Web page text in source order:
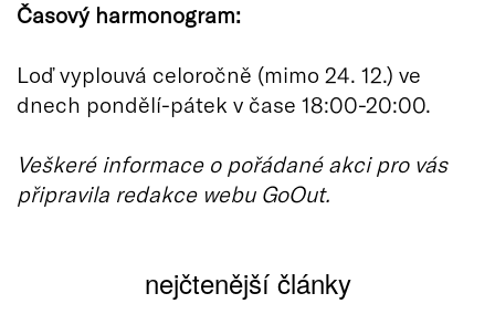
Časový harmonogram:
Loď vyplouvá celoročně (mimo 24. 12.) ve
dnech pondělí-pátek v čase 18:00-20:00.
Veškeré informace o pořádané akci pro vás
připravila redakce webu GoOut.
nejčtenější články